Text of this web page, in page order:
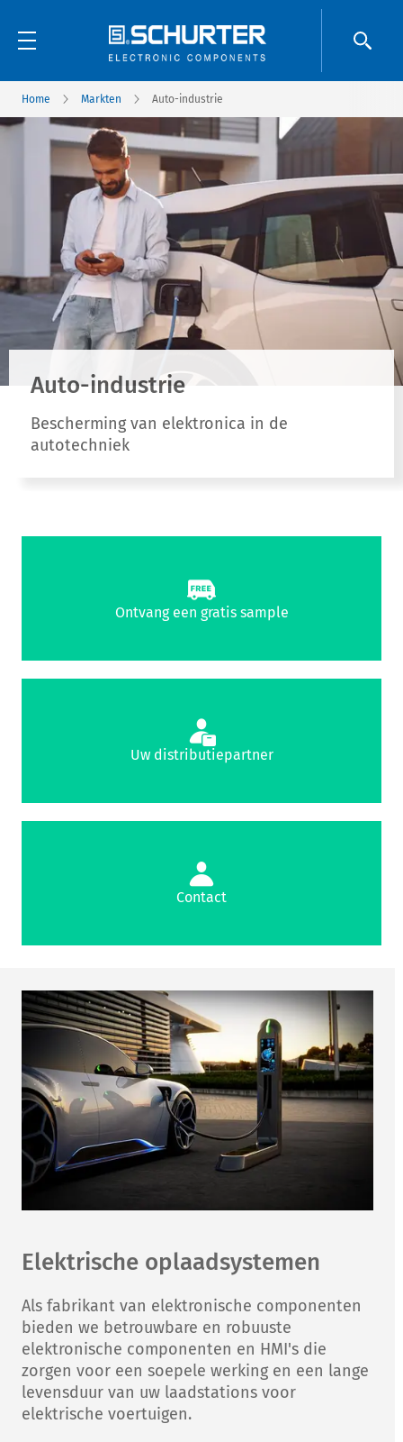
Home Markten Auto-industrie
Auto-industrie
Bescherming van elektronica in de
autotechniek
Ontvang een gratis sample
Uw distributiepartner
Contact
Elektrische oplaadsystemen
Als fabrikant van elektronische componenten
bieden we betrouwbare en robuuste
elektronische componenten en HMI's die
zorgen voor een soepele werking en een lange
levensduur van uw laadstations voor
elektrische voertuigen.